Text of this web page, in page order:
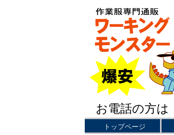
お電話の方は
トップページ